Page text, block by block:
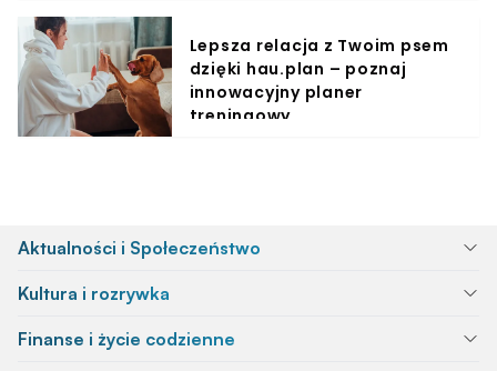
Lepsza relacja z Twoim psem
dzięki hau.plan – poznaj
innowacyjny planer
treningowy
Aktualności i Społeczeństwo
Kultura i rozrywka
Finanse i życie codzienne